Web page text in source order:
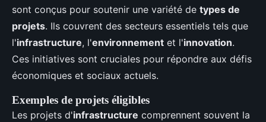
sont conçus pour soutenir une variété de types de
projets. Ils couvrent des secteurs essentiels tels que
l'infrastructure, l'environnement et l'innovation.
Ces initiatives sont cruciales pour répondre aux défis
économiques et sociaux actuels.
Exemples de projets éligibles
Les projets d'infrastructure comprennent souvent la